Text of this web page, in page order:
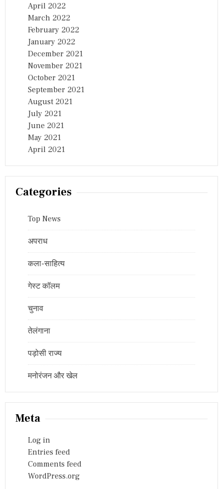
April 2022
March 2022
February 2022
January 2022
December 2021
November 2021
October 2021
September 2021
August 2021
July 2021
June 2021
May 2021
April 2021
Categories
Top News
अपराध
कला-साहित्य
गेस्ट कॉलम
चुनाव
तेलंगाना
पड़ोसी राज्य
मनोरंजन और खेल
Meta
Log in
Entries feed
Comments feed
WordPress.org